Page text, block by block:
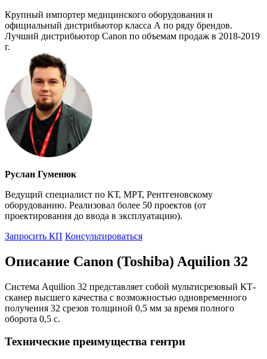
Крупный импортер медицинского оборудования и
официальный дистрибьютор класса А по ряду брендов.
Лучший дистрибьютор Canon по объемам продаж в 2018-2019
г.
Руслан Гуменюк
Ведущий специалист по КТ, МРТ, Рентгеновскому
оборудованию. Реализовал более 50 проектов (от
проектирования до ввода в эксплуатацию).
Запросить КП Консультироваться
Описание Canon (Toshiba) Aquilion 32
Система Aquilion 32 представляет собой мультисрезовый КТ-
сканер высшего качества с возможностью одновременного
получения 32 срезов толщиной 0,5 мм за время полного
оборота 0,5 с.
Технические преимущества гентри